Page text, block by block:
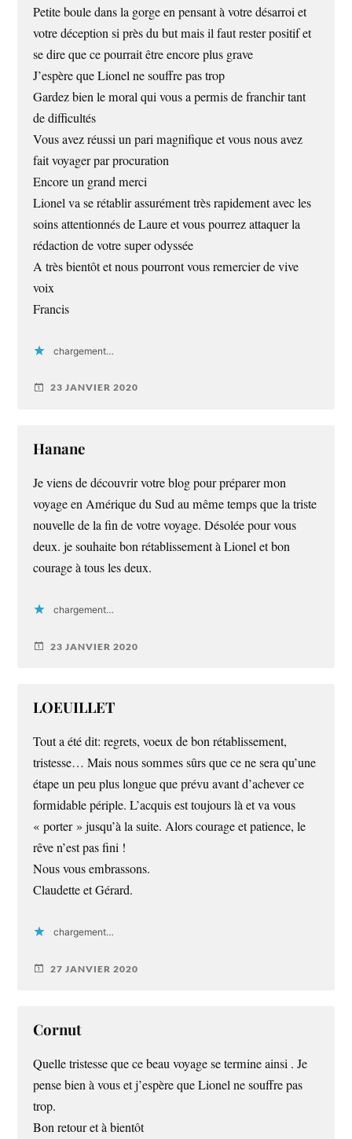
Petite boule dans la gorge en pensant à votre désarroi et
votre déception si près du but mais il faut rester positif et
se dire que ce pourrait être encore plus grave
J’espère que Lionel ne souffre pas trop
Gardez bien le moral qui vous a permis de franchir tant
de difficultés
Vous avez réussi un pari magnifique et vous nous avez
fait voyager par procuration
Encore un grand merci
Lionel va se rétablir assurément très rapidement avec les
soins attentionnés de Laure et vous pourrez attaquer la
rédaction de votre super odyssée
A très bientôt et nous pourront vous remercier de vive
voix
Francis
chargement…
23 JANVIER 2020
Hanane
Je viens de découvrir votre blog pour préparer mon
voyage en Amérique du Sud au même temps que la triste
nouvelle de la fin de votre voyage. Désolée pour vous
deux. je souhaite bon rétablissement à Lionel et bon
courage à tous les deux.
chargement…
23 JANVIER 2020
LOEUILLET
Tout a été dit: regrets, voeux de bon rétablissement,
tristesse… Mais nous sommes sûrs que ce ne sera qu’une
étape un peu plus longue que prévu avant d’achever ce
formidable périple. L’acquis est toujours là et va vous
« porter » jusqu’à la suite. Alors courage et patience, le
rêve n’est pas fini !
Nous vous embrassons.
Claudette et Gérard.
chargement…
27 JANVIER 2020
Cornut
Quelle tristesse que ce beau voyage se termine ainsi . Je
pense bien à vous et j’espère que Lionel ne souffre pas
trop.
Bon retour et à bientôt